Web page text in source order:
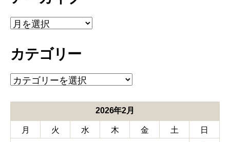
ア
ー
イ
カテゴリー
カ
テ
ー
2026年2月
月 火 水 木 金 土
日